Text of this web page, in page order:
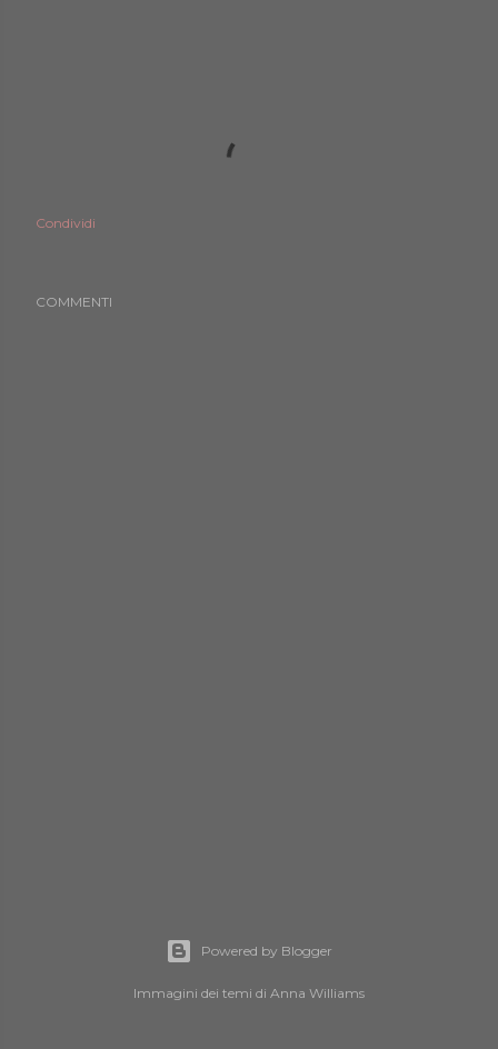
Condividi
COMMENTI
Powered by Blogger
Immagini dei temi di Anna Williams